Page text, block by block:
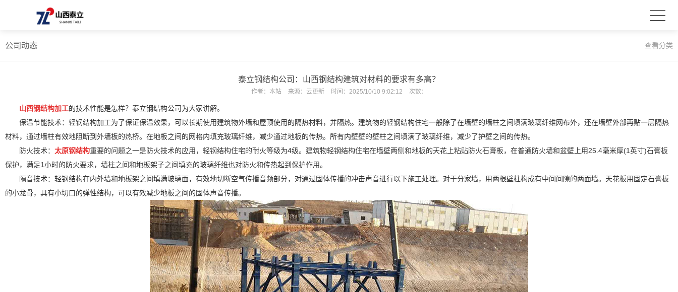
公司动态 查看分类
泰立钢结构公司：山西钢结构建筑对材料的要求有多高？
作者： 本站 来源： 云更新 时间： 2025/10/10 9:02:12 次数：
山西钢结构加工的技术性能是怎样？泰立钢结构公司为大家讲解。
保温节能技术：轻钢结构加工为了保证保温效果，可以长期使用建筑物外墙和屋顶使用的隔热材料，并隔热。建筑物的轻钢结构住宅一般除了在墙壁的墙柱之间填满玻璃纤维网布外，还在墙壁外部再贴一层隔热
材料，通过墙柱有效地阻断到外墙板的热桥。在地板之间的网格内填充玻璃纤维，减少通过地板的传热。所有内壁壁的壁柱之间填满了玻璃纤维，减少了护壁之间的传热。
防火技术： 太原钢结构重要的问题之一是防火技术的应用，轻钢结构住宅的耐火等级为4级。建筑物轻钢结构住宅在墙壁两侧和地板的天花上粘贴防火石膏板，在普通防火墙和盆壁上用25.4毫米厚(1英寸)石膏板
保护，满足1小时的防火要求，墙柱之间和地板架子之间填充的玻璃纤维也对防火和传热起到保护作用。
隔音技术：轻钢结构在内外墙和地板架之间填满玻璃面，有效地切断空气传播音频部分，对通过固体传播的冲击声音进行以下施工处理。对于分家墙，用两根壁柱构成有中间间隙的两面墙。天花板用固定石膏板
的小龙骨，具有小切口的弹性结构，可以有效减少地板之间的固体声音传播。